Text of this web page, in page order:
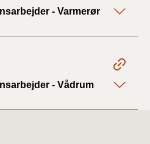
- Varmerør
- Vådrum